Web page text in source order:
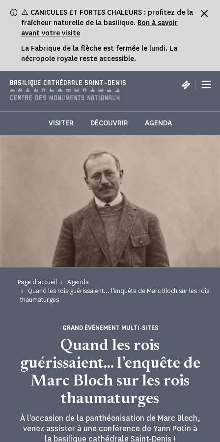
⚠️ CANICULES ET FORTES CHALEURS : profitez de la
fraîcheur naturelle de la basilique. Bon à savoir
avant votre visite
La Fabrique de la flèche est fermée le lundi. La
nécropole royale reste accessible.
BASILIQUE CATHÉDRALE SAINT-DENIS |
VISITER DÉCOUVRIR AGENDA
Page d'accueil
Agenda
Quand les rois guérissaient… l’enquête de Marc Bloch sur les rois
thaumaturges
Quand les rois
guérissaient… l’enquête de
Marc Bloch sur les rois
thaumaturges
GRAND ÉVÉNEMENT MULTI-SITES
À l'occasion de la panthéonisation de Marc Bloch,
venez assister à une conférence de Yann Potin à
la basilique cathédrale Saint-Denis !